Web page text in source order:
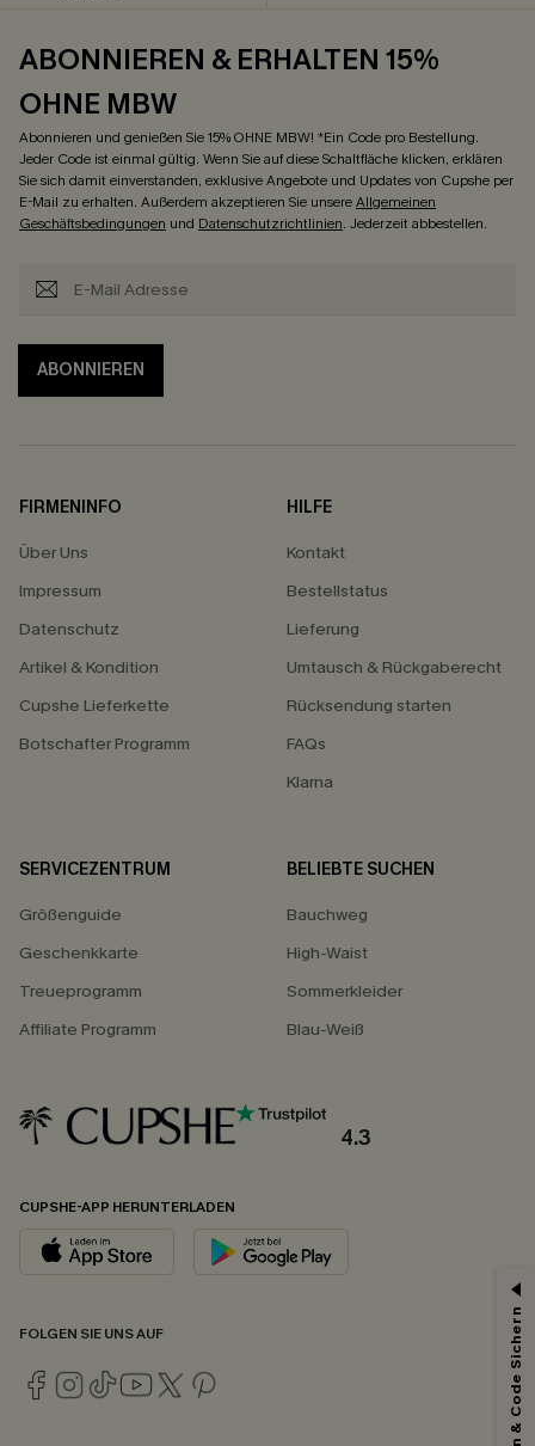
ABONNIEREN & ERHALTEN 15%
OHNE MBW
Abonnieren und genießen Sie 15% OHNE MBW! *Ein Code pro Bestellung.
Jeder Code ist einmal gültig. Wenn Sie auf diese Schaltfläche klicken, erklären
Sie sich damit einverstanden, exklusive Angebote und Updates von Cupshe per
E-Mail zu erhalten. Außerdem akzeptieren Sie unsereAllgemeinen
Geschäftsbedingungen und Datenschutzrichtlinien. Jederzeit abbestellen.
ABONNIEREN
FIRMENINFO
Über Uns
Impressum
Datenschutz
Artikel & Kondition
Cupshe Lieferkette
Botschafter Programm
HILFE
Kontakt
Bestellstatus
Lieferung
Umtausch & Rückgaberecht
Rücksendung starten
FAQs
Klarna
SERVICEZENTRUM
Größenguide
Geschenkkarte
Treueprogramm
Affiliate Programm
BELIEBTE SUCHEN
Bauchweg
High-Waist
Sommerkleider
Blau-Weiß
4.3
CUPSHE-APP HERUNTERLADEN
FOLGEN SIE UNS AUF